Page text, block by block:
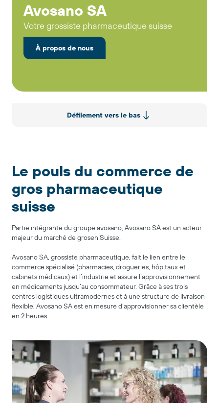
Avosano SA
Votre grossiste pharmaceutique suisse
À propos de nous
Défilement vers le bas
Le pouls du commerce de
gros pharmaceutique
suisse
Partie intégrante du groupe avosano, Avosano SA est un acteur
majeur du marché de grosen Suisse.
Avosano SA, grossiste pharmaceutique, fait le lien entre le
commerce spécialisé (pharmacies, drogueries, hôpitaux et
cabinets médicaux) et l’industrie et assure l’approvisionnement
en médicaments jusqu’au consommateur. Grâce à ses trois
centres logistiques ultramodernes et à une structure de livraison
flexible, Avosano SA est en mesure d’approvisionner sa clientèle
en 2 heures.